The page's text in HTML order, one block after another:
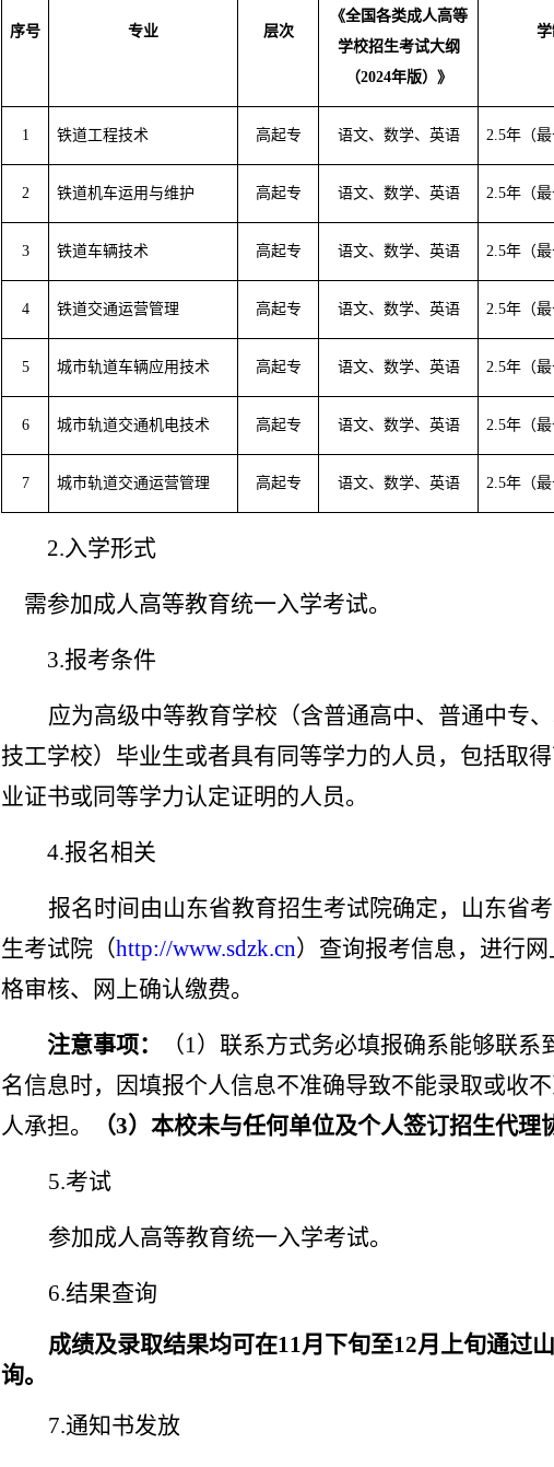
序号 专业 层次
《全国各类成人高等
学校招生考试大纲
（2024年版）》
学
1 铁道工程技术 高起专 语文、数学、英语 2.5年（最
2 铁道机车运用与维护 高起专 语文、数学、英语 2.5年（最
3 铁道车辆技术 高起专 语文、数学、英语 2.5年（最
4 铁道交通运营管理 高起专 语文、数学、英语 2.5年（最
5 城市轨道车辆应用技术 高起专 语文、数学、英语 2.5年（最
6 城市轨道交通机电技术 高起专 语文、数学、英语 2.5年（最
7 城市轨道交通运营管理 高起专 语文、数学、英语 2.5年（最
2.入学形式
需参加成人高等教育统一入学考试。
3.报考条件
应为高级中等教育学校（含普通高中、普通中专
技工学校）毕业生或者具有同等学力的人员，包括取
业证书或同等学力认定证明的人员。
4.报名相关
报名时间由山东省教育招生考试院确定，山东省
生考试院（http://www.sdzk.cn）查询报考信息，进行
格审核、网上确认缴费。
注意事项： （1）联系方式务必填报确系能够联
名信息时，因填报个人信息不准确导致不能录取或收
人承担。
（3）本校未与任何单位及个人签订招生代理
5.考试
参加成人高等教育统一入学考试。
6.结果查询
成绩及录取结果均可在11月下旬至12月上旬通过
询。
7.通知书发放